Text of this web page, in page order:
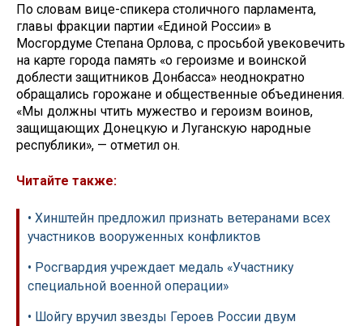
По словам вице-спикера столичного парламента,
главы фракции партии «Единой России» в
Мосгордуме Степана Орлова, с просьбой увековечить
на карте города память «о героизме и воинской
доблести защитников Донбасса» неоднократно
обращались горожане и общественные объединения.
«Мы должны чтить мужество и героизм воинов,
защищающих Донецкую и Луганскую народные
республики», — отметил он.
Читайте также:
• Хинштейн предложил признать ветеранами всех
участников вооруженных конфликтов
• Росгвардия учреждает медаль «Участнику
специальной военной операции»
• Шойгу вручил звезды Героев России двум